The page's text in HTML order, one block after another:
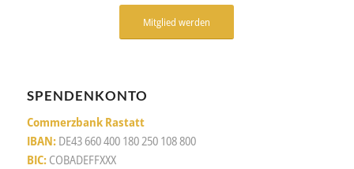
Mitglied werden
SPENDENKONTO
Commerzbank Rastatt
IBAN: DE43 660 400 180 250 108 800
BIC: COBADEFFXXX